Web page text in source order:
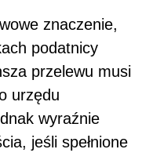
znaczenie,
podatnicy
przelewu musi
urzędu
wyraźnie
jeśli spełnione